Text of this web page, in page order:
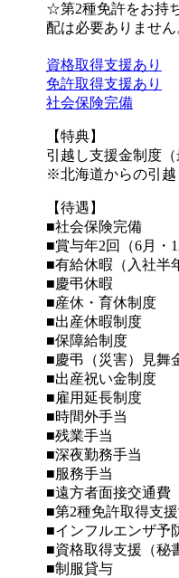
☆第2種免許をお持
配は必要ありません
資格取得支援あり
免許取得支援あり
社会保険完備
【特典】
引越し支援金制度（
※北海道からの引越
【待遇】
■社会保険完備
■賞与年2回（6月・
■有給休暇（入社半
■慶弔休暇
■産休・育休制度
■出産休暇制度
■保障給制度
■慶弔（災害）見舞
■出産祝い金制度
■雇用延長制度
■時間外手当
■残業手当
■深夜勤務手当
■服務手当
■遠方者面接交通費
■第2種免許取得支
■インフルエンザ予
■資格取得支援（秘
■制服貸与